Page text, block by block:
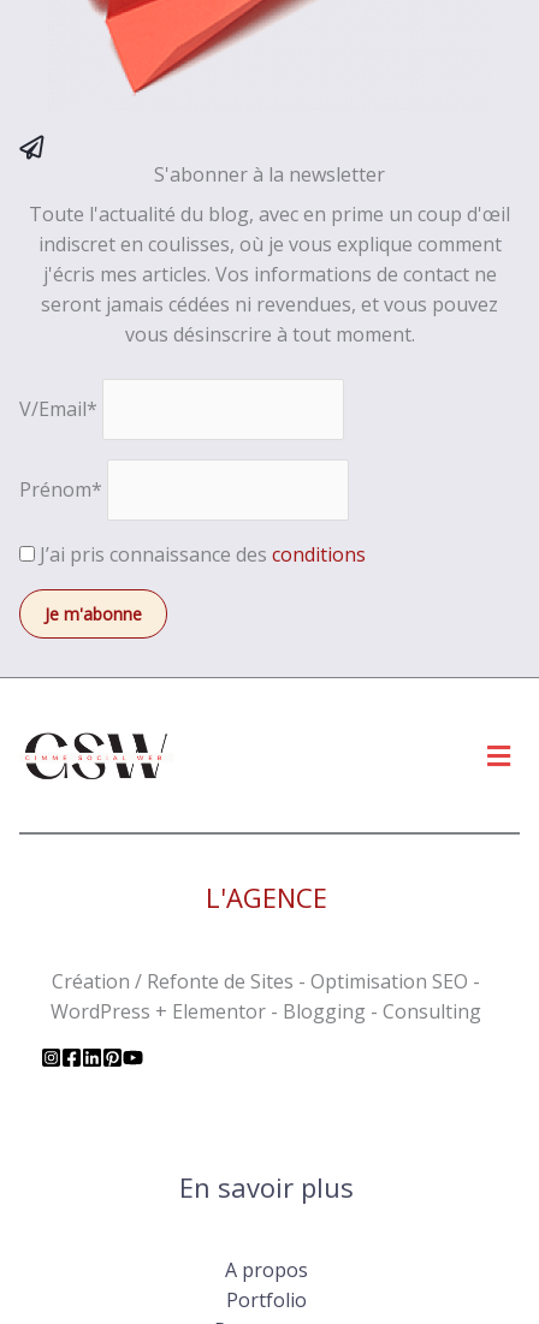
S'abonner à la newsletter
Toute l'actualité du blog, avec en prime un coup d'œil
indiscret en coulisses, où je vous explique comment
j'écris mes articles. Vos informations de contact ne
seront jamais cédées ni revendues, et vous pouvez
vous désinscrire à tout moment.
V/Email*
Prénom*
J’ai pris connaissance des conditions
L'AGENCE
Création / Refonte de Sites - Optimisation SEO -
WordPress + Elementor - Blogging - Consulting
En savoir plus
A propos
Portfolio